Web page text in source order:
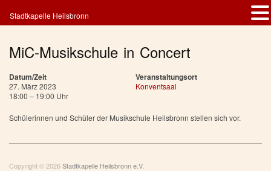
MiC-Musikschule in Concert
Datum/Zeit
27. März 2023
18:00 – 19:00 Uhr
Veranstaltungsort
Konventsaal
Schülerinnen und Schüler der Musikschule Heilsbronn stellen sich vor.
Copyright © 2026Stadtkapelle Heilsbronn e.V.
Stadtkapelle Heilsbronn